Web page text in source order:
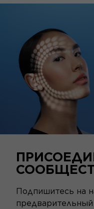
Подпишитесь на